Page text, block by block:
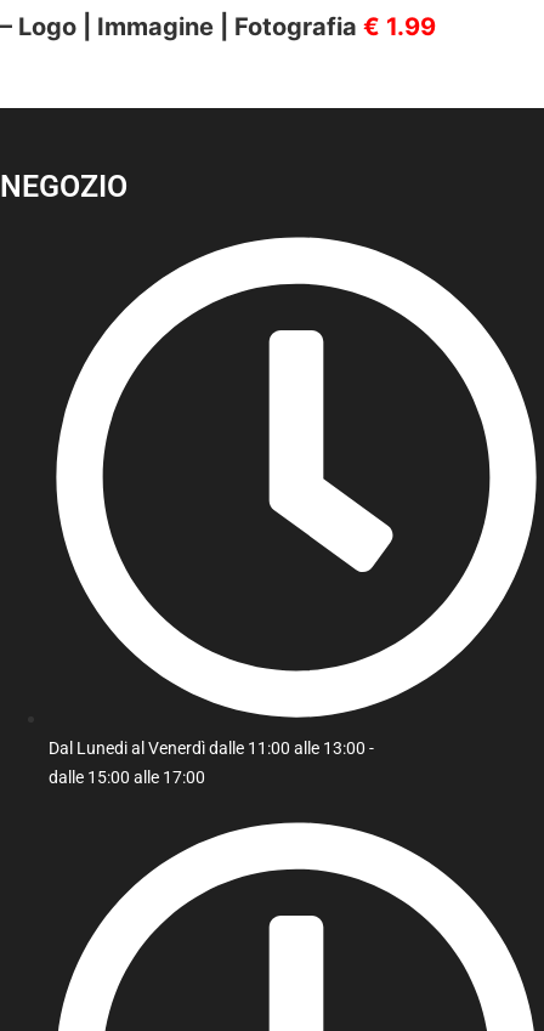
– Logo | Immagine | Fotografia € 1.99
NEGOZIO
Dal Lunedi al Venerdì dalle 11:00 alle 13:00 -
dalle 15:00 alle 17:00